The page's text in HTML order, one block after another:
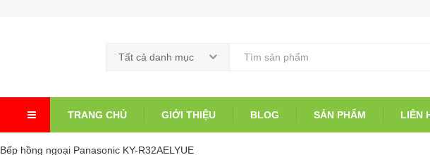
Tất cả danh mục
TRANG CHỦ GIỚI THIỆU BLOG SẢN PHẨM LIÊN
Bếp hồng ngoại Panasonic KY-R32AELYUE